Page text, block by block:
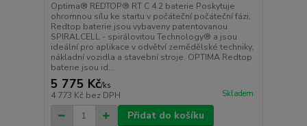
Optima® REDTOP® RT C 4.2 baterie Poskytuje
ohromnou sílu ke startu v počáteční počáteční fázi,
Redtop baterie jsou vybaveny patentovanou
SPIRALCELL - spirálovitou Technology® a jsou
ideální pro aplikace v odvětví zemědělské techniky,
nákladní vozidla a stavební stroje. OPTIMA Redtop
baterie jsou id...
5 775 Kč/ks
4 773 Kč bez DPH Skladem
Přidat do košíku